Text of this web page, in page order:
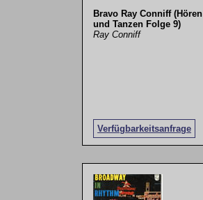
Bravo Ray Conniff (Hören
und Tanzen Folge 9)
Ray Conniff
Verfügbarkeitsanfrage